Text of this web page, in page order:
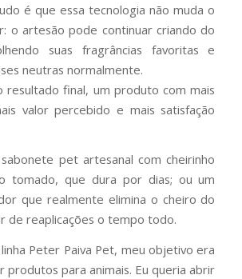
é que essa tecnologia não muda o
o artesão pode continuar criando do
suas fragrâncias favoritas e
neutras normalmente.
resultado final, um produto com mais
valor percebido e mais satisfação
pet artesanal com cheirinho
tomado, que dura por dias; ou um
que realmente elimina o cheiro do
de reaplicações o tempo todo.
Peter Paiva Pet, meu objetivo era
produtos para animais. Eu queria abrir